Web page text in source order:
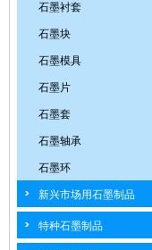
石墨衬套
石墨块
石墨模具
石墨片
石墨套
石墨轴承
石墨环
新兴市场用石墨制品
特种石墨制品